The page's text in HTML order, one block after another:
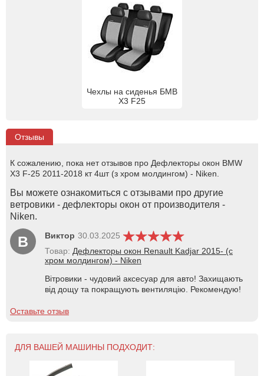
Чехлы на сиденья БМВ
Х3 F25
Отзывы
К сожалению, пока нет отзывов про Дефлекторы окон BMW
X3 F-25 2011-2018 кт 4шт (з хром молдингом) - Niken.
Вы можете ознакомиться с отзывами про другие
ветровики - дефлекторы окон от производителя -
Niken.
В Виктор 30.03.2025
Товар: Дефлекторы окон Renault Kadjar 2015- (с
хром молдингом) - Niken
Вітровики - чудовий аксесуар для авто! Захищають
від дощу та покращують вентиляцію. Рекомендую!
Оставьте отзыв
ДЛЯ ВАШЕЙ МАШИНЫ ПОДХОДИТ: